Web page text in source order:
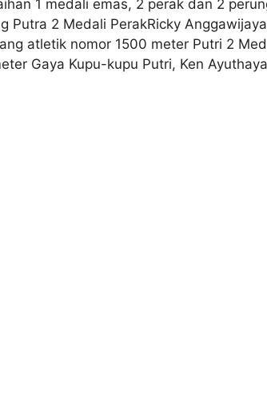
1 medali emas, 2 perak dan 2
Putra 2 Medali PerakRicky
atletik nomor 1500 meter Putri 2
Gaya Kupu-kupu Putri, Ken